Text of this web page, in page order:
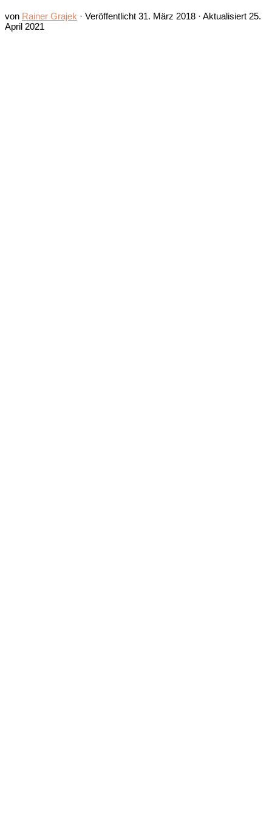
von Rainer Grajek · Veröffentlicht 31. März 2018 · Aktualisiert 25.
April 2021